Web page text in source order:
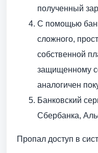
полученный
С помощью
сложного,
собственной
защищенному
аналогичен
Банковский
Сбербанка,
Пропал доступ в